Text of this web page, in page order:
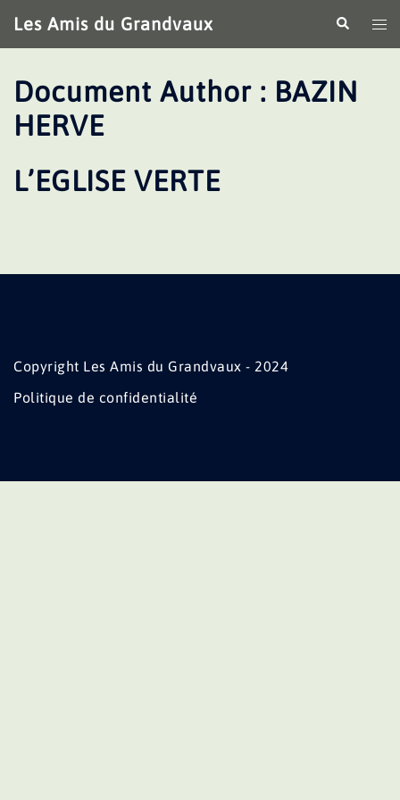
au
contenu
Les Amis du Grandvaux
le
Document Author : BAZIN
HERVE
L’EGLISE VERTE
Copyright Les Amis du Grandvaux - 2024
Politique de confidentialité